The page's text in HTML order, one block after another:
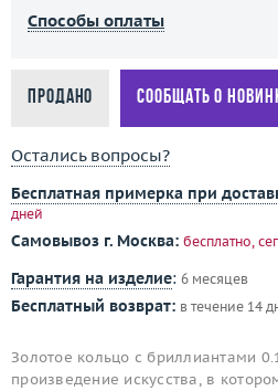
Способы оплаты
Продано Сообщать о
Остались вопросы?
Бесплатная примерка при
дней
Самовывоз г. Москва: бесплатно,
Гарантия на изделие: 6 месяцев
Бесплатный возврат: в течение 14
Золотое кольцо с бриллиантами
произведение искусства, в